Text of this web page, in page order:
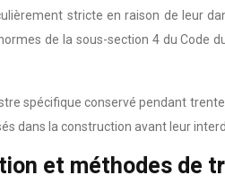
stricte en raison de
de la sous-section 4 du Code
spécifique conservé pendant
dans la construction avant leur
et méthodes de